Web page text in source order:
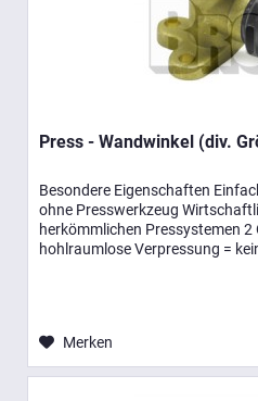
Press - Wandwinkel (div.
Besondere Eigenschaften
ohne Presswerkzeug
herkömmlichen Pressystemen 2
hohlraumlose Verpressung =
Merken